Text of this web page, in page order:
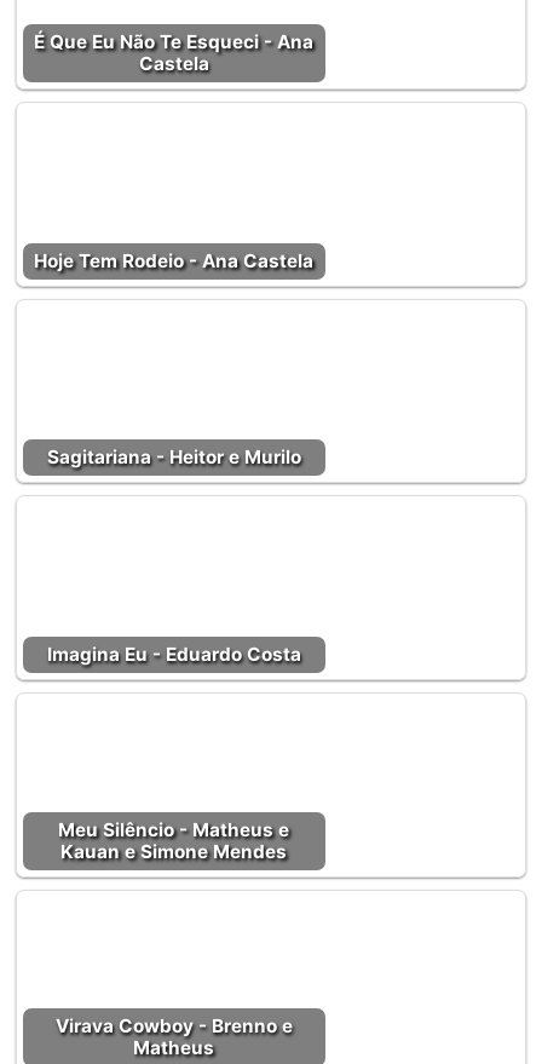
É Que Eu Não Te Esqueci - Ana
Castela
Hoje Tem Rodeio - Ana Castela
Sagitariana - Heitor e Murilo
Imagina Eu - Eduardo Costa
Meu Silêncio - Matheus e
Kauan e Simone Mendes
Virava Cowboy - Brenno e
Matheus